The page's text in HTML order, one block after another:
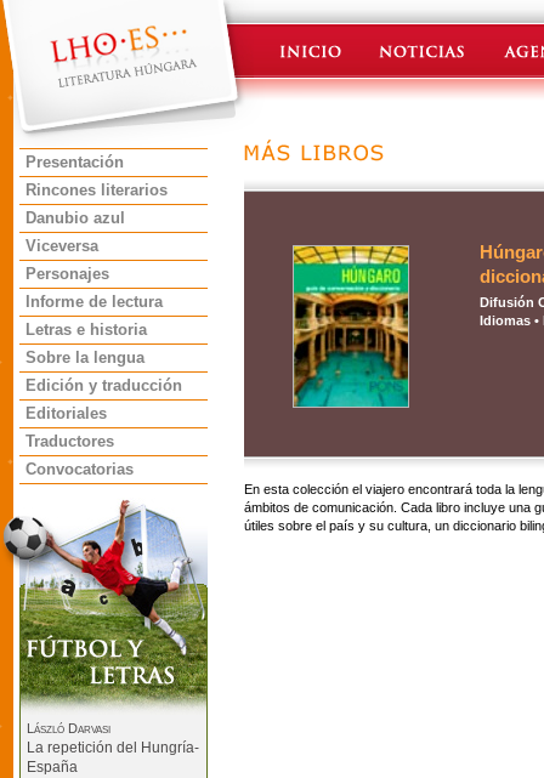
Presentación
Rincones literarios
Danubio azul
Viceversa
Personajes
Informe de lectura
Letras e historia
Sobre la lengua
Edición y traducción
Editoriales
Traductores
Convocatorias
László Darvasi
La repetición del Hungría-
España
Difusión
Idiomas •
En esta colección el viajero encontrará toda la
ámbitos de comunicación. Cada libro incluye una
útiles sobre el país y su cultura, un diccionario